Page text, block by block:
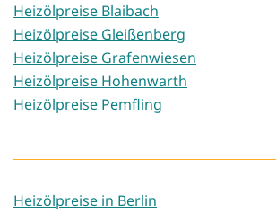
Heizölpreise Blaibach
Heizölpreise Gleißenberg
Heizölpreise Grafenwiesen
Heizölpreise Hohenwarth
Heizölpreise Pemfling
Heizölpreise in Berlin